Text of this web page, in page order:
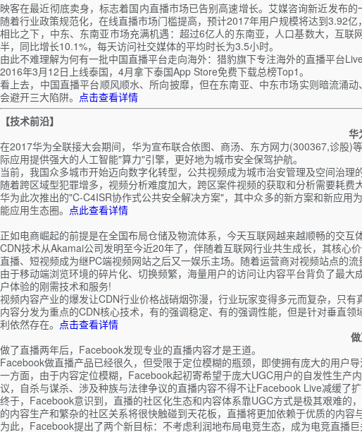
映客在最近彻底卖身，标志着国内直播市场已告别高速增长。艾媒咨询新近发布
随着行业政策规范化，在线直播市场门槛提高，预计2017年用户规模将达到3.92亿
相比之下，中东、东南亚市场充满机遇：超过6亿人的东南亚，人口基数大，互
半，同比增长10.1%，每天访问社交媒体的平均时长为3.5小时。
由此不难理解为何有一批中国直播平台走向海外：猎豹旗下专注海外的直播平台
2016年3月12日上线泰国，4月拿下泰国App Store免费下载总榜Top1。
看上去，中国直播平台顺风顺水、所向披靡，但在东南亚、中东市场实则暗流涌
会避开三大陷阱。 点击查看详情
【技术前沿】
华
在2017华为全联接大会期间，华为宣布联合依图、商汤、东方网力(300367,诊股
际应用提供强大的人工智能"算力"引擎，更好地为城市安全保驾护航。
当前，我国众多城市开始迈向数字化转型，公共视频成为城市治安管理及空间治
随着跨区域型犯罪增多，视频分析难度加大，跨区案件视频的获取和分析需要耗费
华为此次推出的"C-C4ISR协作式公共安全解决方案"，其中众多的新方案和新应
能应用生态圈。 点此查看详情
正如电商崛起的前提是在全国布局仓储及物流体系，今天互联网越来越顺畅的交
CDN技术从Akamai公司发明至今近20年了，伴随着互联网行业共生成长，其核心
直播、短视频成为继PC端视频网站之后又一娱乐主场。随着运营商对视频站点的流
由于移动端浏览环境的碎片化、切换频繁，海量用户的访问让内容平台背负了最
户体验的刚需技术和服务!
视频内容产业的爆发让CDN行业价格战硝烟弥漫，行业玩家变得多元而复杂，只
内容分发为重点的CDN核心技术，有的强调稳定、有的强调性能，但是针对垂直
利依然存在。 点击查看详情
做了直播两年后，Facebook发现专业的直播内容才是王道。
Facebook做直播产品已经很久，但受限于定位模糊的瓶颈，即使拥有庞大的用户
一方面，由于内容定位模糊，Facebook起初寄希望于庞大UGC用户的自发性生
议，自杀与谋杀、涉及种族与法律争议的直播内容不得不让Facebook Live减缓了扩
终于，Facebook意识到，直播的社区化生态和内容体系靠UGC方式是极其艰难
的内容生产和繁杂的社区关系将很快触碰到天花板，直播将更加依赖于优质的内容
为此，Facebook提出了两个新目标：不考虑利润地布局电竞生态，成为电竞直播